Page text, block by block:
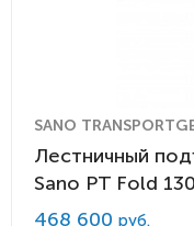
SANO
Лестничный
Sano PT Fold 130
468 600 руб.